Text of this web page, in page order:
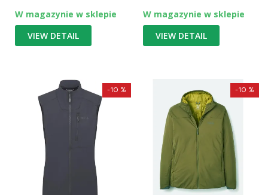
W magazynie w sklepie
VIEW DETAIL
W magazynie w sklepie
VIEW DETAIL
-10 % -10 %